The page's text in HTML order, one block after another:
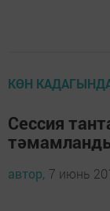
КӨН
Сессия
автор, 7 июнь